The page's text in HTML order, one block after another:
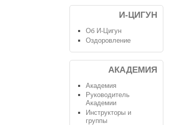
И-ЦИГУН
Об И-Цигун
Оздоровление
АКАДЕМИЯ
Академия
Руководитель
Академии
Инструкторы и
группы